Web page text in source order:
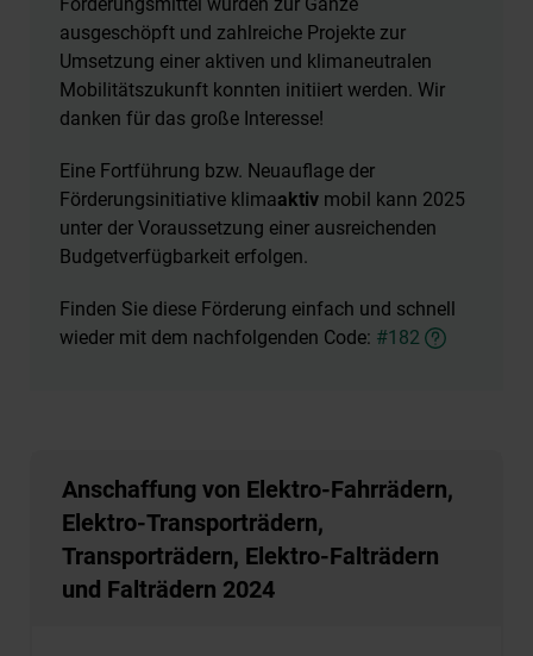
ausgeschöpft und zahlreiche Projekte zur
Umsetzung einer aktiven und klimaneutralen
Mobilitätszukunft konnten initiiert werden. Wir
danken für das große Interesse!
Eine Fortführung bzw. Neuauflage der
Förderungsinitiative klimaaktiv mobil kann 2025
unter der Voraussetzung einer ausreichenden
Budgetverfügbarkeit erfolgen.
Finden Sie diese Förderung einfach und schnell
wieder mit dem nachfolgenden Code: #182
Anschaffung von Elektro-Fahrrädern,
Elektro-Transporträdern,
Transporträdern, Elektro-Falträdern
und Falträdern 2024